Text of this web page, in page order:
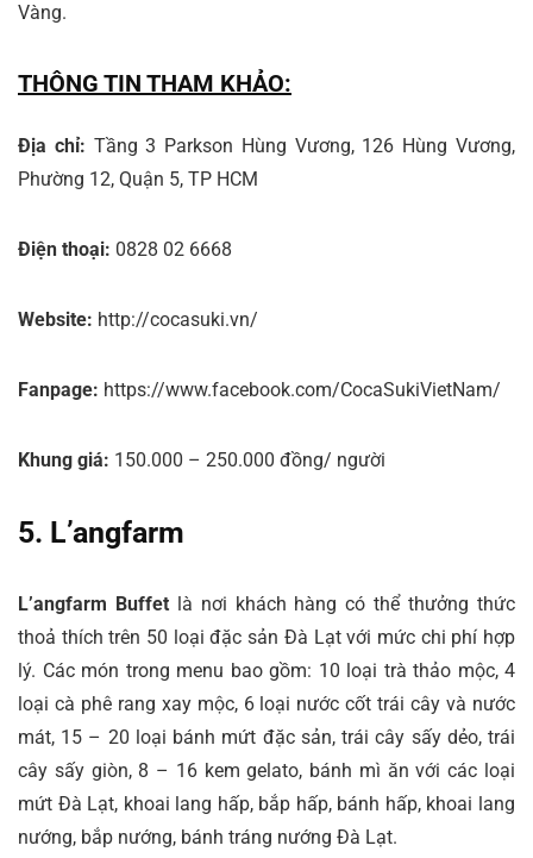
Vàng.
THÔNG TIN THAM KHẢO:
Địa chỉ: Tầng 3 Parkson Hùng Vương, 126 Hùng Vương,
Phường 12, Quận 5, TP HCM
Điện thoại: 0828 02 6668
Website: http://cocasuki.vn/
Fanpage: https://www.facebook.com/CocaSukiVietNam/
Khung giá: 150.000 – 250.000 đồng/ người
5. L’angfarm
L’angfarm Buffetlà nơi khách hàng có thể thưởng thức
thoả thích trên 50 loại đặc sản Đà Lạt với mức chi phí hợp
lý. Các món trong menu bao gồm: 10 loại trà thảo mộc, 4
loại cà phê rang xay mộc, 6 loại nước cốt trái cây và nước
mát, 15 – 20 loại bánh mứt đặc sản, trái cây sấy dẻo, trái
cây sấy giòn, 8 – 16 kem gelato, bánh mì ăn với các loại
mứt Đà Lạt, khoai lang hấp, bắp hấp, bánh hấp, khoai lang
nướng, bắp nướng, bánh tráng nướng Đà Lạt.